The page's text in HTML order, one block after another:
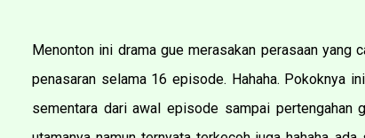
Menonton ini drama gue merasakan perasaan yang
penasaran selama 16 episode. Hahaha. Pokoknya
sementara dari awal episode sampai pertengahan